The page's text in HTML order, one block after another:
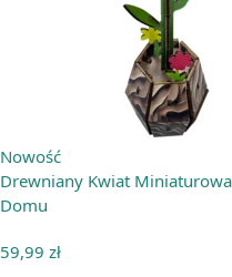
Nowość
Drewniany Kwiat
Domu
59,99 zł